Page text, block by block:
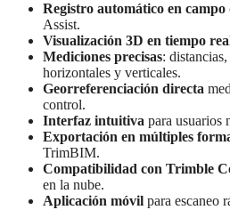
Registro automático en campo
Assist.
Visualización 3D en tiempo
Mediciones precisas:
horizontales y verticales.
Georreferenciación directa
control.
Interfaz intuitiva para usuarios
Exportación en múltiples
TrimBIM.
Compatibilidad con Trimble
en la nube.
Aplicación móvil para escaneo